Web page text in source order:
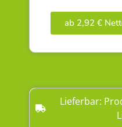
ab 2,92 €
Lieferbar: